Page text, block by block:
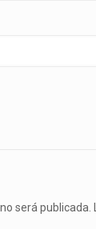
será publicada.